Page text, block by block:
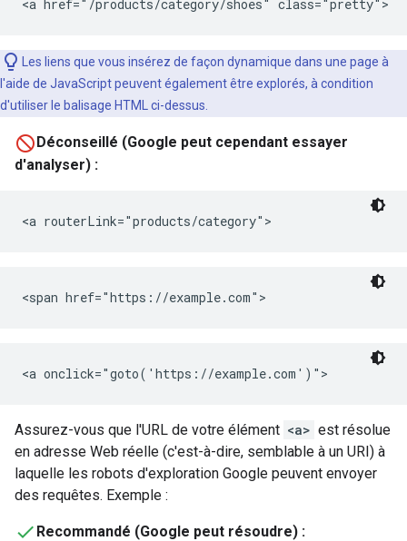
<a href="/products/category/shoes" class="pretty">
Les liens que vous insérez de façon dynamique dans une page à
l'aide de JavaScript peuvent également être explorés, à condition
d'utiliser le balisage HTML ci-dessus.
Déconseillé (Google peut cependant essayer
d'analyser) :
<a routerLink="products/category">
<span href="https://example.com">
<a onclick="goto('https://example.com')">
Assurez-vous que l'URL de votre élément <a> est résolue
en adresse Web réelle (c'est-à-dire, semblable à un URI) à
laquelle les robots d'exploration Google peuvent envoyer
des requêtes. Exemple :
Recommandé (Google peut résoudre) :